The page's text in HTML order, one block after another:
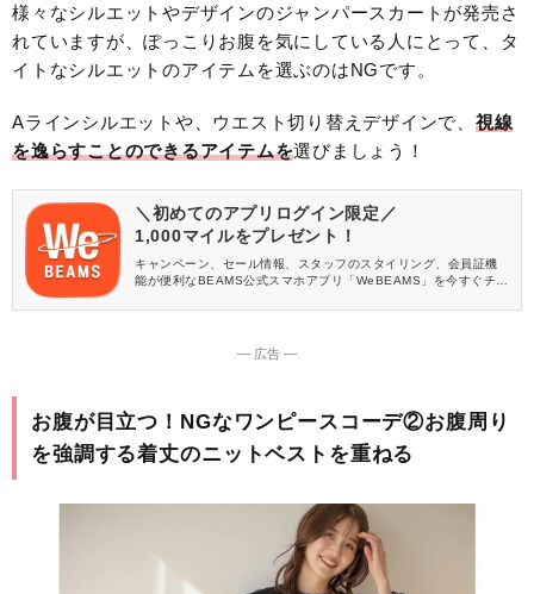
様々なシルエットやデザインのジャンパースカートが発売さ
れていますが、ぽっこりお腹を気にしている人にとって、タ
イトなシルエットのアイテムを選ぶのはNGです。
Aラインシルエットや、ウエスト切り替えデザインで、 視線
を逸らすことのできるアイテムを選びましょう！
＼初めてのアプリログイン限定／
1,000マイルをプレゼント！
キャンペーン、セール情報、スタッフのスタイリング、会員証機
能が便利なBEAMS公式スマホアプリ「WeBEAMS」を今すぐチェ
― 広告 ―
お腹が目立つ！NGなワンピースコーデ②お腹周り
を強調する着丈のニットベストを重ねる